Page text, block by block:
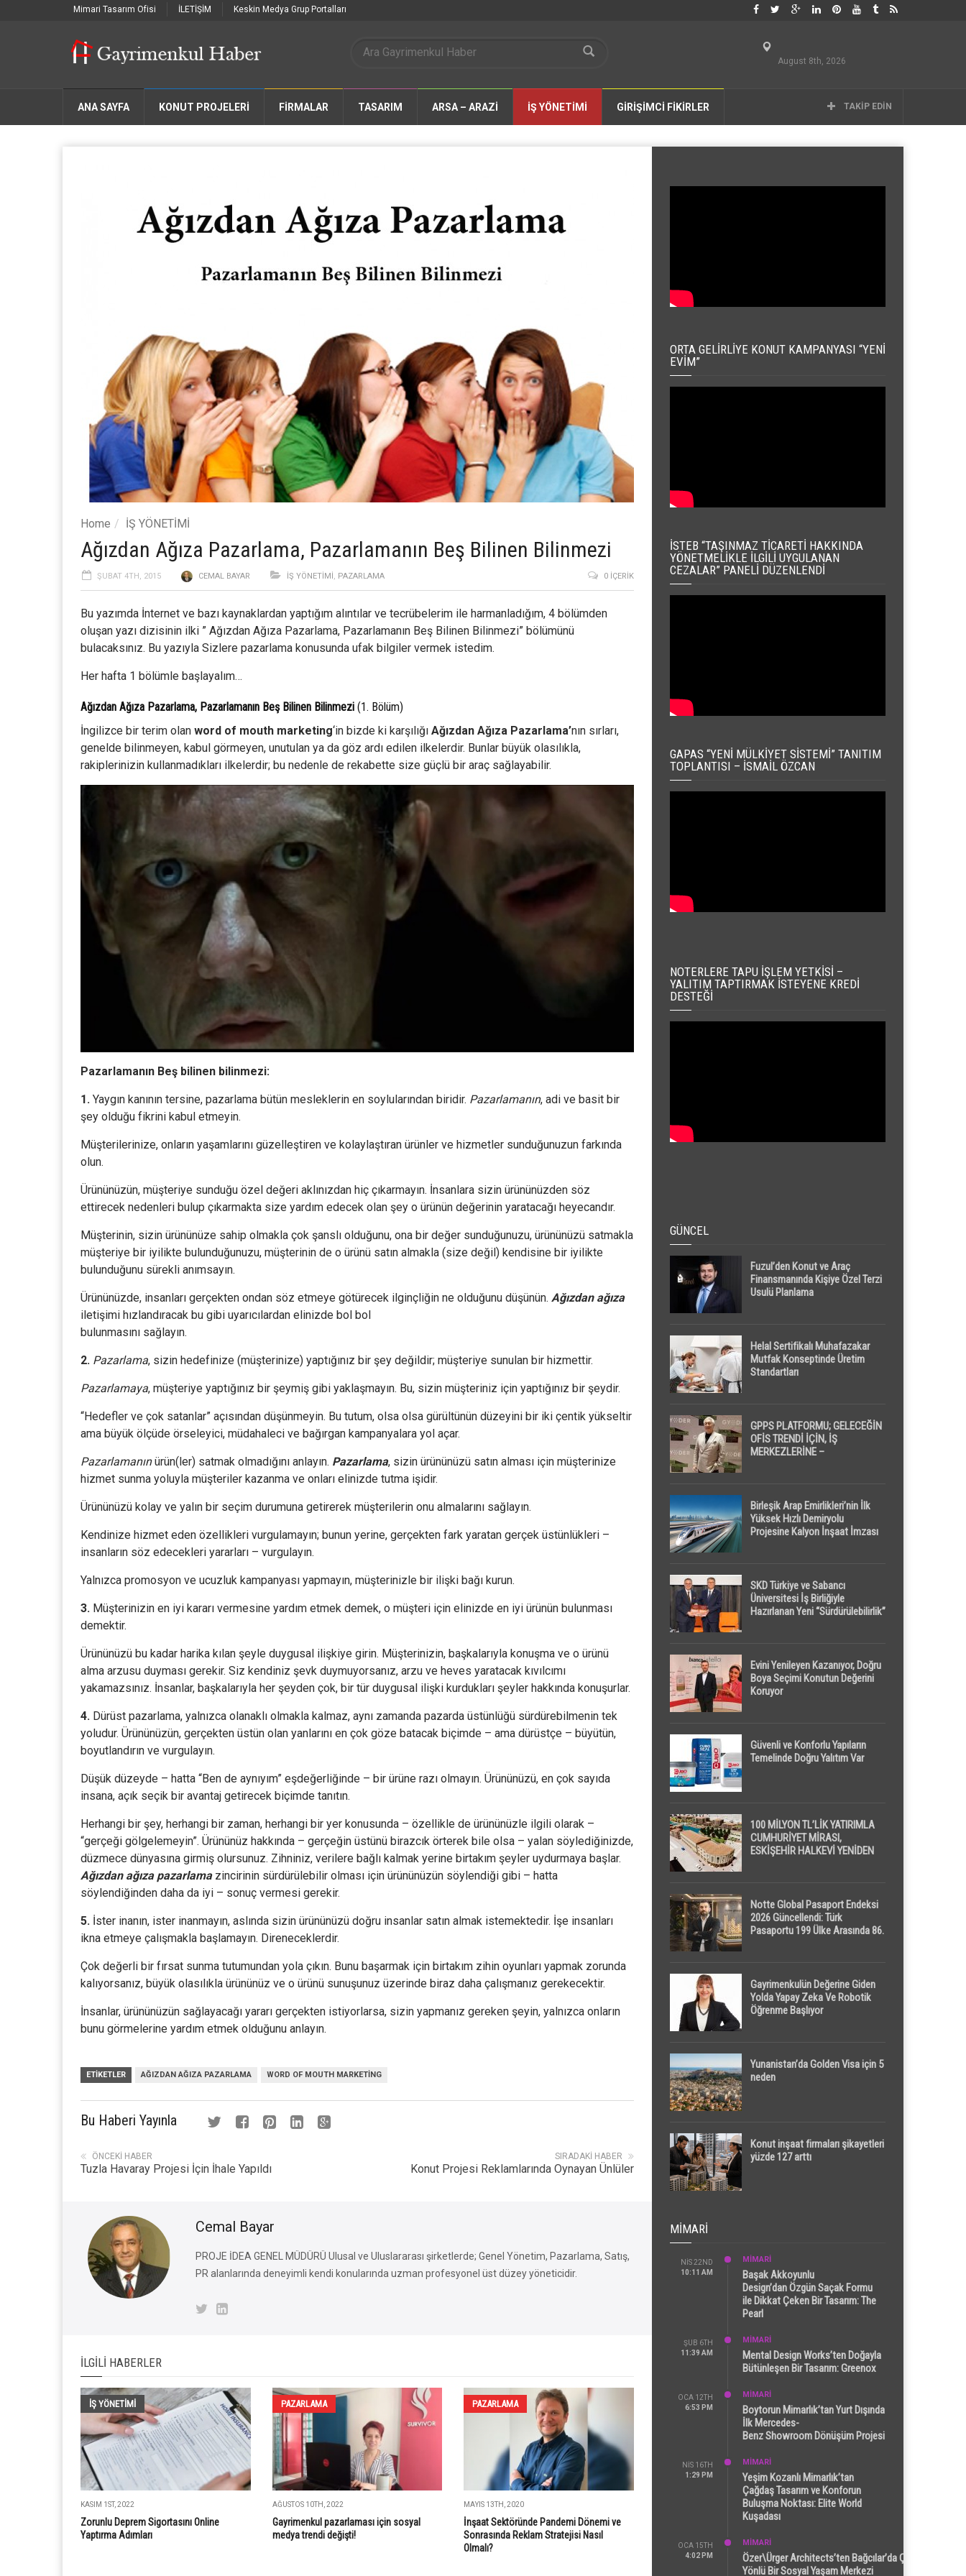
Mimari Tasarım Ofisi İLETİŞİM Keskin Medya Grup Portalları
August 8th, 2026
ANA SAYFA KONUT PROJELERİ FIRMALAR TASARIM ARSA – ARAZİ İŞ YÖNETİMİ GİRİŞİMCİ FİKİRLER TAKIP EDIN
Home İŞ YÖNETİMİ
Ağızdan Ağıza Pazarlama, Pazarlamanın Beş Bilinen Bilinmezi
ŞUBAT 4TH, 2015 CEMAL BAYAR İŞ YÖNETİMİ, PAZARLAMA 0 İÇERIK
Bu yazımda İnternet ve bazı kaynaklardan yaptığım alıntılar ve tecrübelerim ile harmanladığım, 4 bölümden
oluşan yazı dizisinin ilki ” Ağızdan Ağıza Pazarlama, Pazarlamanın Beş Bilinen Bilinmezi” bölümünü
bulacaksınız. Bu yazıyla Sizlere pazarlama konusunda ufak bilgiler vermek istedim.
Her hafta 1 bölümle başlayalım…
Ağızdan Ağıza Pazarlama, Pazarlamanın Beş Bilinen Bilinmezi (1. Bölüm)
İngilizce bir terim olan word of mouth marketing‘in bizde ki karşılığı Ağızdan Ağıza Pazarlama’nın sırları,
genelde bilinmeyen, kabul görmeyen, unutulan ya da göz ardı edilen ilkelerdir. Bunlar büyük olasılıkla,
rakiplerinizin kullanmadıkları ilkelerdir; bu nedenle de rekabette size güçlü bir araç sağlayabilir.
Pazarlamanın Beş bilinen bilinmezi:
1. Yaygın kanının tersine, pazarlama bütün mesleklerin en soylularından biridir. Pazarlamanın, adi ve basit bir
şey olduğu fikrini kabul etmeyin.
Müşterilerinize, onların yaşamlarını güzelleştiren ve kolaylaştıran ürünler ve hizmetler sunduğunuzun farkında
olun.
Ürününüzün, müşteriye sunduğu özel değeri aklınızdan hiç çıkarmayın. İnsanlara sizin ürününüzden söz
ettirecek nedenleri bulup çıkarmakta size yardım edecek olan şey o ürünün değerinin yaratacağı heyecandır.
Müşterinin, sizin ürününüze sahip olmakla çok şanslı olduğunu, ona bir değer sunduğunuzu, ürününüzü satmakla
müşteriye bir iyilikte bulunduğunuzu, müşterinin de o ürünü satın almakla (size değil) kendisine bir iyilikte
bulunduğunu sürekli anımsayın.
Ürününüzde, insanları gerçekten ondan söz etmeye götürecek ilginçliğin ne olduğunu düşünün. Ağızdan ağıza
iletişimi hızlandıracak bu gibi uyarıcılardan elinizde bol bol
bulunmasını sağlayın.
2. Pazarlama, sizin hedefinize (müşterinize) yaptığınız bir şey değildir; müşteriye sunulan bir hizmettir.
Pazarlamaya, müşteriye yaptığınız bir şeymiş gibi yaklaşmayın. Bu, sizin müşteriniz için yaptığınız bir şeydir.
“Hedefler ve çok satanlar” açısından düşünmeyin. Bu tutum, olsa olsa gürültünün düzeyini bir iki çentik yükseltir
ama büyük ölçüde örseleyici, müdahaleci ve bağırgan kampanyalara yol açar.
Pazarlamanınürün(ler) satmak olmadığını anlayın. Pazarlama, sizin ürününüzü satın alması için müşterinize
hizmet sunma yoluyla müşteriler kazanma ve onları elinizde tutma işidir.
Ürününüzü kolay ve yalın bir seçim durumuna getirerek müşterilerin onu almalarını sağlayın.
Kendinize hizmet eden özellikleri vurgulamayın; bunun yerine, gerçekten fark yaratan gerçek üstünlükleri –
insanların söz edecekleri yararları – vurgulayın.
Yalnızca promosyon ve ucuzluk kampanyası yapmayın, müşterinizle bir ilişki bağı kurun.
3. Müşterinizin en iyi kararı vermesine yardım etmek demek, o müşteri için elinizde en iyi ürünün bulunması
demektir.
Ürününüzü bu kadar harika kılan şeyle duygusal ilişkiye girin. Müşterinizin, başkalarıyla konuşma ve o ürünü
alma arzusu duyması gerekir. Siz kendiniz şevk duymuyorsanız, arzu ve heves yaratacak kıvılcımı
yakamazsınız. İnsanlar, başkalarıyla her şeyden çok, bir tür duygusal ilişki kurdukları şeyler hakkında konuşurlar.
4. Dürüst pazarlama, yalnızca olanaklı olmakla kalmaz, aynı zamanda pazarda üstünlüğü sürdürebilmenin tek
yoludur. Ürününüzün, gerçekten üstün olan yanlarını en çok göze batacak biçimde – ama dürüstçe – büyütün,
boyutlandırın ve vurgulayın.
Düşük düzeyde – hatta “Ben de aynıyım” eşdeğerliğinde – bir ürüne razı olmayın. Ürününüzü, en çok sayıda
insana, açık seçik bir avantaj getirecek biçimde tanıtın.
Herhangi bir şey, herhangi bir zaman, herhangi bir yer konusunda – özellikle de ürününüzle ilgili olarak –
“gerçeği gölgelemeyin”. Ürününüz hakkında – gerçeğin üstünü birazcık örterek bile olsa – yalan söylediğinizde,
düzmece dünyasına girmiş olursunuz. Zihniniz, verilere bağlı kalmak yerine birtakım şeyler uydurmaya başlar.
Ağızdan ağızapazarlamazincirinin sürdürülebilir olması için ürününüzün söylendiği gibi – hatta
söylendiğinden daha da iyi – sonuç vermesi gerekir.
5. İster inanın, ister inanmayın, aslında sizin ürününüzü doğru insanlar satın almak istemektedir. İşe insanları
ikna etmeye çalışmakla başlamayın. Direneceklerdir.
Çok değerli bir fırsat sunma tutumundan yola çıkın. Bunu başarmak için birtakım zihin oyunları yapmak zorunda
kalıyorsanız, büyük olasılıkla ürününüz ve o ürünü sunuşunuz üzerinde biraz daha çalışmanız gerekecektir.
İnsanlar, ürününüzün sağlayacağı yararı gerçekten istiyorlarsa, sizin yapmanız gereken şeyin, yalnızca onların
bunu görmelerine yardım etmek olduğunu anlayın.
ETIKETLER AĞIZDAN AĞIZA PAZARLAMA WORD OF MOUTH MARKETING
Bu Haberi Yayınla
SIRADAKI HABER
Konut Projesi Reklamlarında Oynayan Ünlüler
ÖNCEKI HABER
Tuzla Havaray Projesi İçin İhale Yapıldı
Cemal Bayar
PROJE İDEA GENEL MÜDÜRÜ Ulusal ve Uluslararası şirketlerde; Genel Yönetim, Pazarlama, Satış,
PR alanlarında deneyimli kendi konularında uzman profesyonel üst düzey yöneticidir.
İLGILI HABERLER
İŞ YÖNETİMİ
KASIM 1ST, 2022
Zorunlu Deprem Sigortasını Online
Yaptırma Adımları
PAZARLAMA
AĞUSTOS 10TH, 2022
Gayrimenkul pazarlaması için sosyal
medya trendi değişti!
PAZARLAMA
MAYIS 13TH, 2020
İnşaat Sektöründe Pandemi Dönemi ve
Sonrasında Reklam Stratejisi Nasıl
Olmalı?
ORTA GELIRLIYE KONUT KAMPANYASI “YENI
EVIM”
İSTEB “TAŞINMAZ TICARETI HAKKINDA
YÖNETMELIKLE İLGILI UYGULANAN
CEZALAR” PANELI DÜZENLENDI
GAPAS “YENI MÜLKIYET SISTEMI” TANITIM
TOPLANTISI – İSMAIL ÖZCAN
NOTERLERE TAPU İŞLEM YETKISI –
YALITIM TAPTIRMAK İSTEYENE KREDI
DESTEĞI
GÜNCEL
Fuzul’den Konut ve Araç
Finansmanında Kişiye Özel Terzi
Usulü Planlama
Helal Sertifikalı Muhafazakar
Mutfak Konseptinde Üretim
Standartları
GPPS PLATFORMU; GELECEĞİN
OFİS TRENDİ İÇİN, İŞ
MERKEZLERİNE –
Birleşik Arap Emirlikleri’nin İlk
Yüksek Hızlı Demiryolu
Projesine Kalyon İnşaat İmzası
SKD Türkiye ve Sabancı
Üniversitesi İş Birliğiyle
Hazırlanan Yeni “Sürdürülebilirlik”
Evini Yenileyen Kazanıyor, Doğru
Boya Seçimi Konutun Değerini
Koruyor
Güvenli ve Konforlu Yapıların
Temelinde Doğru Yalıtım Var
100 MİLYON TL’LİK YATIRIMLA
CUMHURİYET MİRASI,
ESKİŞEHİR HALKEVİ YENİDEN
Notte Global Pasaport Endeksi
2026 Güncellendi: Türk
Pasaportu 199 Ülke Arasında 86.
Gayrimenkulün Değerine Giden
Yolda Yapay Zeka Ve Robotik
Öğrenme Başlıyor
Yunanistan’da Golden Visa için 5
neden
Konut inşaat firmaları şikayetleri
yüzde 127 arttı
MIMARI
NIS 22ND
10:11 AM
MİMARİ
Başak Akkoyunlu
Design’dan Özgün Saçak Formu
ile Dikkat Çeken Bir Tasarım: The
Pearl
ŞUB 6TH
11:39 AM
MİMARİ
Mental Design Works’ten Doğayla
Bütünleşen Bir Tasarım: Greenox
OCA 12TH
6:53 PM
MİMARİ
Boytorun Mimarlık’tan Yurt Dışında
İlk Mercedes-
Benz Showroom Dönüşüm Projesi
NIS 16TH
1:29 PM
MİMARİ
Yeşim Kozanlı Mimarlık’tan
Çağdaş Tasarım ve Konforun
Buluşma Noktası: Elite World
Kuşadası
OCA 15TH
4:02 PM
MİMARİ
Özer\Ürger Architects’ten Bağcılar’da Çok
Yönlü Bir Sosyal Yaşam Merkezi